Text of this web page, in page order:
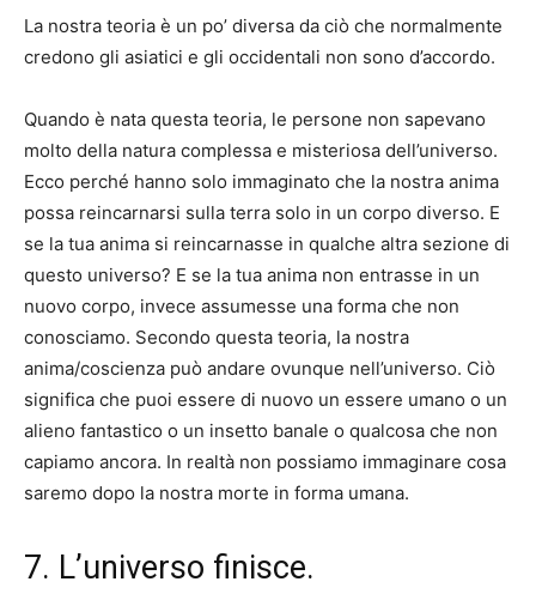
La nostra teoria è un po’ diversa da ciò che normalmente
credono gli asiatici e gli occidentali non sono d’accordo.
Quando è nata questa teoria, le persone non sapevano
molto della natura complessa e misteriosa dell’universo.
Ecco perché hanno solo immaginato che la nostra anima
possa reincarnarsi sulla terra solo in un corpo diverso. E
se la tua anima si reincarnasse in qualche altra sezione di
questo universo? E se la tua anima non entrasse in un
nuovo corpo, invece assumesse una forma che non
conosciamo. Secondo questa teoria, la nostra
anima/coscienza può andare ovunque nell’universo. Ciò
significa che puoi essere di nuovo un essere umano o un
alieno fantastico o un insetto banale o qualcosa che non
capiamo ancora. In realtà non possiamo immaginare cosa
saremo dopo la nostra morte in forma umana.
7. L’universo finisce.